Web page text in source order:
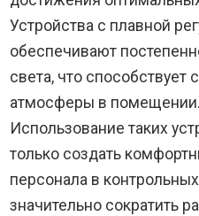
Устройства с плавной
обеспечивают
света, что
атмосферы в помещении.
Использование таких
только создать
персонала в
значительно сократить